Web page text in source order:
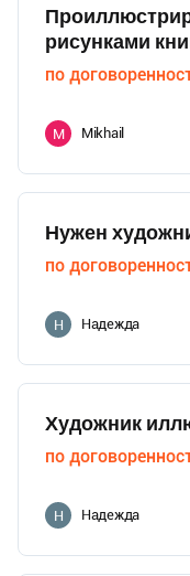
рисунками
по
M Mikhail
Нужен
по
Н Надежда
Художник
по
Н Надежда